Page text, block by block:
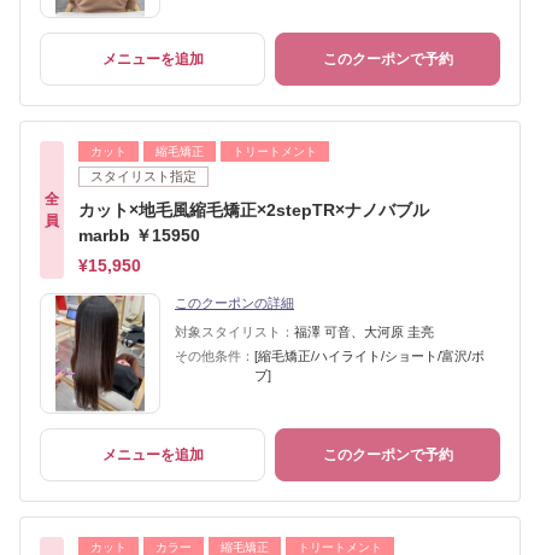
メニューを追加 このクーポンで予約
全
員
カット 縮毛矯正 トリートメント
スタイリスト指定
カット×地毛風縮毛矯正×2stepTR×ナノバブル
marbb ￥15950
¥15,950
このクーポンの詳細
対象スタイリスト： 福澤 可音、大河原 圭亮
その他条件： [縮毛矯正/ハイライト/ショート/富沢/ボ
ブ]
メニューを追加 このクーポンで予約
カット カラー 縮毛矯正 トリートメント